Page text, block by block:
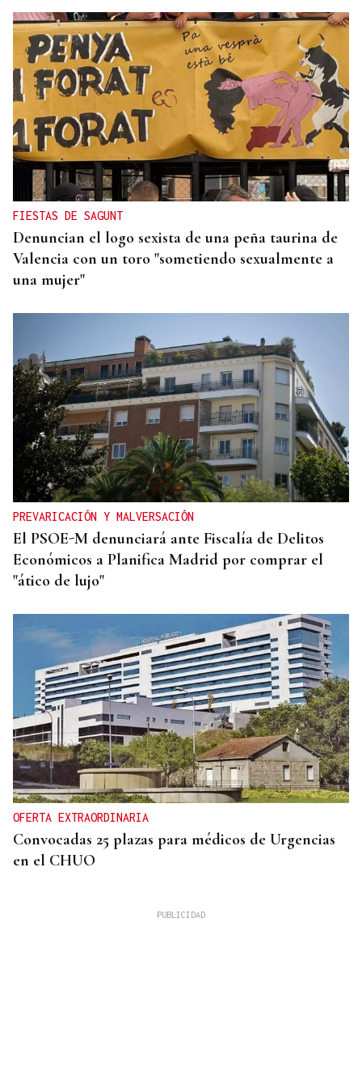
LOCALIZADO TRAS LA EXTINCIÓN
Muere un hombre en el incendio de una vivienda
en Foz
FIESTAS DE SAGUNT
Denuncian el logo sexista de una peña taurina de
Valencia con un toro "sometiendo sexualmente a
una mujer"
PREVARICACIÓN Y MALVERSACIÓN
El PSOE-M denunciará ante Fiscalía de Delitos
Económicos a Planifica Madrid por comprar el
"ático de lujo"
OFERTA EXTRAORDINARIA
Convocadas 25 plazas para médicos de Urgencias
en el CHUO